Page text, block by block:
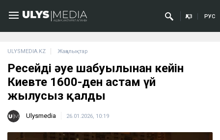
ҚАЗ РУС
ULYSMEDIA.KZ Жаңалықтар
Ресейдің әуе шабуылынан кейін
Киевте 1600-ден астам үй
жылусыз қалды
Ulysmedia 26.01.2026, 10:19